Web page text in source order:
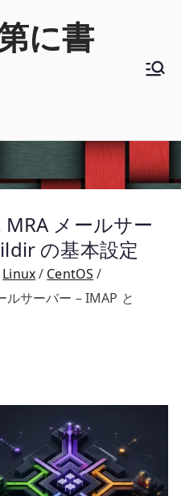
に書
メールサー
の基本設定
Linux
CentOS
サーバー – IMAP と